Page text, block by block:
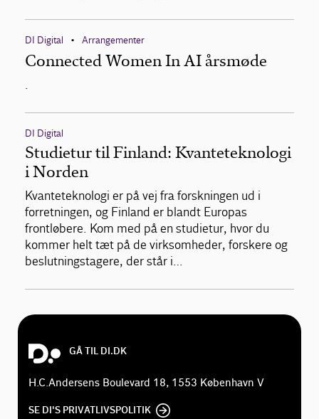
DI Digital • Arrangementer
Connected Women In AI årsmøde
.
DI Digital
Studietur til Finland: Kvanteteknologi
i Norden
Kvanteteknologi er på vej fra forskningen ud i
forretningen, og Finland er blandt Europas
frontløbere. Kom med på en studietur, hvor du
kommer helt tæt på de virksomheder, forskere og
beslutningstagere, der står i…
GÅ TIL DI.DK
H.C.Andersens Boulevard 18, 1553 København V
SE DI'S PRIVATLIVSPOLITIK